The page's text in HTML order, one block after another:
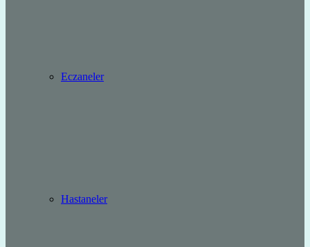
Eczaneler
Hastaneler